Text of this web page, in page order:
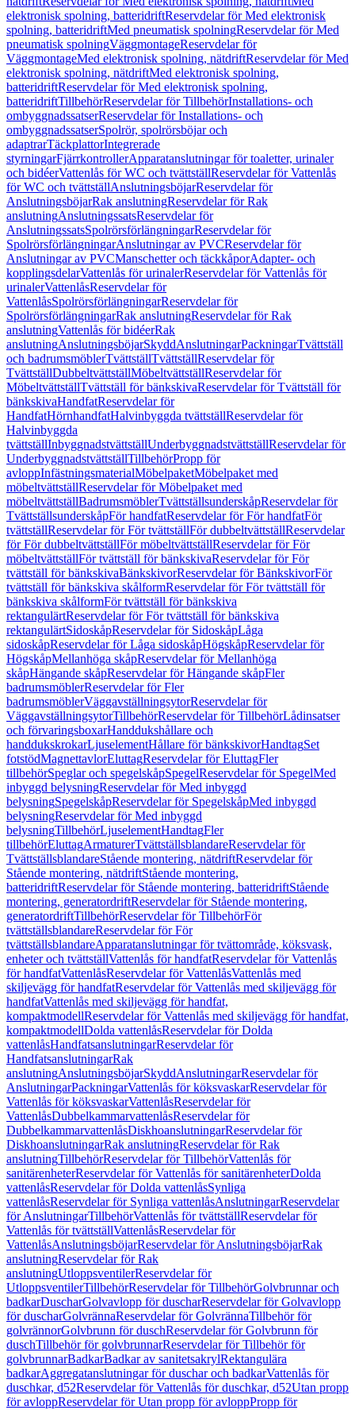
elektronisk spolning, batteridriftReservdelar för Med elektronisk
spolning, batteridriftMed pneumatisk spolningReservdelar för Med
pneumatisk spolningVäggmontageReservdelar för
VäggmontageMed elektronisk spolning, nätdriftReservdelar för Med
elektronisk spolning, nätdriftMed elektronisk spolning,
batteridriftReservdelar för Med elektronisk spolning,
batteridriftTillbehörReservdelar för TillbehörInstallations- och
ombyggnadssatserReservdelar för Installations- och
ombyggnadssatserSpolrör, spolrörsböjar och
adaptrarTäckplattorIntegrerade
styrningarFjärrkontrollerApparatanslutningar för toaletter, urinaler
och bidéerVattenlås för WC och tvättställReservdelar för Vattenlås
för WC och tvättställAnslutningsböjarReservdelar för
AnslutningsböjarRak anslutningReservdelar för Rak
anslutningAnslutningssatsReservdelar för
AnslutningssatsSpolrörsförlängningarReservdelar för
SpolrörsförlängningarAnslutningar av PVCReservdelar för
Anslutningar av PVCManschetter och täckkåporAdapter- och
kopplingsdelarVattenlås för urinalerReservdelar för Vattenlås för
urinalerVattenlåsReservdelar för
VattenlåsSpolrörsförlängningarReservdelar för
SpolrörsförlängningarRak anslutningReservdelar för Rak
anslutningVattenlås för bidéerRak
anslutningAnslutningsböjarSkyddAnslutningarPackningarTvättställ
och badrumsmöblerTvättställTvättställReservdelar för
TvättställDubbeltvättställMöbeltvättställReservdelar för
MöbeltvättställTvättställ för bänkskivaReservdelar för Tvättställ för
bänkskivaHandfatReservdelar för
HandfatHörnhandfatHalvinbyggda tvättställReservdelar för
Halvinbyggda
tvättställInbyggnadstvättställUnderbyggnadstvättställReservdelar för
UnderbyggnadstvättställTillbehörPropp för
avloppInfästningsmaterialMöbelpaketMöbelpaket med
möbeltvättställReservdelar för Möbelpaket med
möbeltvättställBadrumsmöblerTvättställsunderskåpReservdelar för
TvättställsunderskåpFör handfatReservdelar för För handfatFör
tvättställReservdelar för För tvättställFör dubbeltvättställReservdelar
för För dubbeltvättställFör möbeltvättställReservdelar för För
möbeltvättställFör tvättställ för bänkskivaReservdelar för För
tvättställ för bänkskivaBänkskivorReservdelar för BänkskivorFör
tvättställ för bänkskiva skålformReservdelar för För tvättställ för
bänkskiva skålformFör tvättställ för bänkskiva
rektangulärtReservdelar för För tvättställ för bänkskiva
rektangulärtSidoskåpReservdelar för SidoskåpLåga
sidoskåpReservdelar för Låga sidoskåpHögskåpReservdelar för
HögskåpMellanhöga skåpReservdelar för Mellanhöga
skåpHängande skåpReservdelar för Hängande skåpFler
badrumsmöblerReservdelar för Fler
badrumsmöblerVäggavställningsytorReservdelar för
VäggavställningsytorTillbehörReservdelar för TillbehörLådinsatser
och förvaringsboxarHanddukshållare och
handdukskrokarLjuselementHållare för bänkskivorHandtagSet
fotstödMagnettavlorEluttagReservdelar för EluttagFler
tillbehörSpeglar och spegelskåpSpegelReservdelar för SpegelMed
inbyggd belysningReservdelar för Med inbyggd
belysningSpegelskåpReservdelar för SpegelskåpMed inbyggd
belysningReservdelar för Med inbyggd
belysningTillbehörLjuselementHandtagFler
tillbehörEluttagArmaturerTvättställsblandareReservdelar för
TvättställsblandareStående montering, nätdriftReservdelar för
Stående montering, nätdriftStående montering,
batteridriftReservdelar för Stående montering, batteridriftStående
montering, generatordriftReservdelar för Stående montering,
generatordriftTillbehörReservdelar för TillbehörFör
tvättställsblandareReservdelar för För
tvättställsblandareApparatanslutningar för tvättområde, köksvask,
enheter och tvättställVattenlås för handfatReservdelar för Vattenlås
för handfatVattenlåsReservdelar för VattenlåsVattenlås med
skiljevägg för handfatReservdelar för Vattenlås med skiljevägg för
handfatVattenlås med skiljevägg för handfat,
kompaktmodellReservdelar för Vattenlås med skiljevägg för handfat,
kompaktmodellDolda vattenlåsReservdelar för Dolda
vattenlåsHandfatsanslutningarReservdelar för
HandfatsanslutningarRak
anslutningAnslutningsböjarSkyddAnslutningarReservdelar för
AnslutningarPackningarVattenlås för köksvaskarReservdelar för
Vattenlås för köksvaskarVattenlåsReservdelar för
VattenlåsDubbelkammarvattenlåsReservdelar för
DubbelkammarvattenlåsDiskhoanslutningarReservdelar för
DiskhoanslutningarRak anslutningReservdelar för Rak
anslutningTillbehörReservdelar för TillbehörVattenlås för
sanitärenheterReservdelar för Vattenlås för sanitärenheterDolda
vattenlåsReservdelar för Dolda vattenlåsSynliga
vattenlåsReservdelar för Synliga vattenlåsAnslutningarReservdelar
för AnslutningarTillbehörVattenlås för tvättställReservdelar för
Vattenlås för tvättställVattenlåsReservdelar för
VattenlåsAnslutningsböjarReservdelar för AnslutningsböjarRak
anslutningReservdelar för Rak
anslutningUtloppsventilerReservdelar för
UtloppsventilerTillbehörReservdelar för TillbehörGolvbrunnar och
badkarDuscharGolvavlopp för duscharReservdelar för Golvavlopp
för duscharGolvrännaReservdelar för GolvrännaTillbehör för
golvrännorGolvbrunn för duschReservdelar för Golvbrunn för
duschTillbehör för golvbrunnarReservdelar för Tillbehör för
golvbrunnarBadkarBadkar av sanitetsakrylRektangulära
badkarAggregatanslutningar för duschar och badkarVattenlås för
duschkar, d52Reservdelar för Vattenlås för duschkar, d52Utan propp
för avloppReservdelar för Utan propp för avloppPropp för